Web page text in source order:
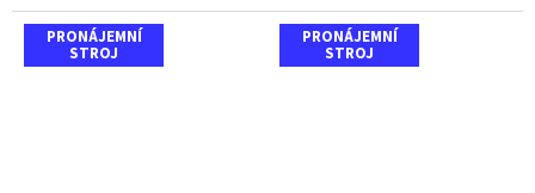
PRONÁJEMNÍ
STROJ
PRONÁJEMNÍ
STROJ